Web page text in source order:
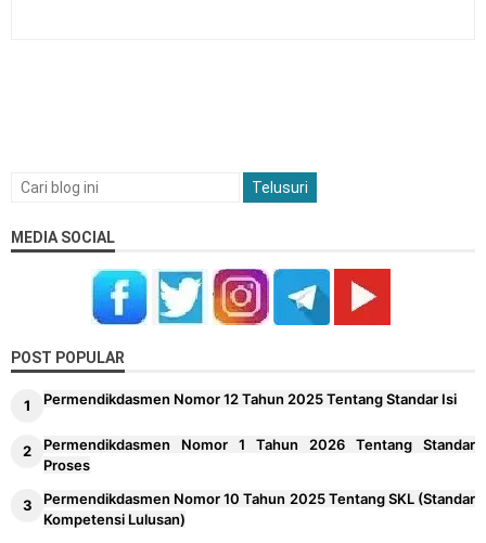
MEDIA SOCIAL
POST POPULAR
Permendikdasmen Nomor 12 Tahun 2025 Tentang Standar Isi
Permendikdasmen Nomor 1 Tahun 2026 Tentang Standar
Proses
Permendikdasmen Nomor 10 Tahun 2025 Tentang SKL (Standar
Kompetensi Lulusan)